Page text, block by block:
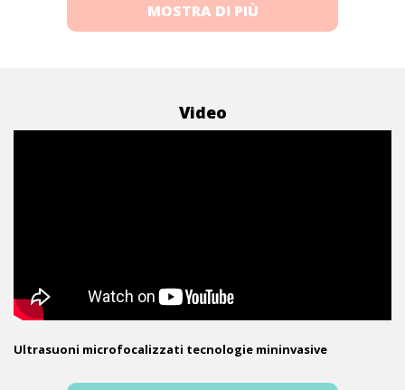
MOSTRA DI PIÙ
Video
Ultrasuoni microfocalizzati tecnologie mininvasive